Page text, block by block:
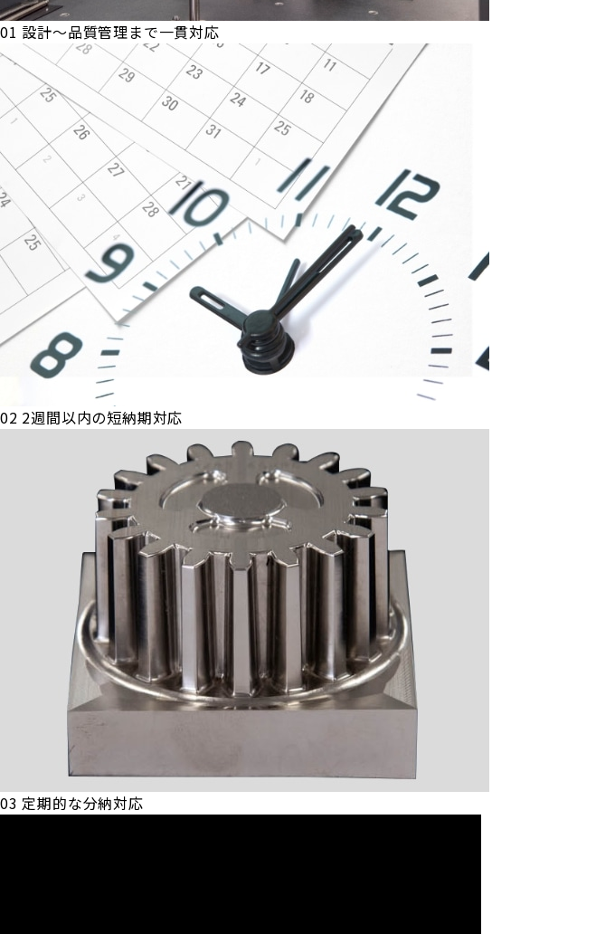
01 設計～品質管理まで一貫対応
02 2週間以内の短納期対応
03 定期的な分納対応